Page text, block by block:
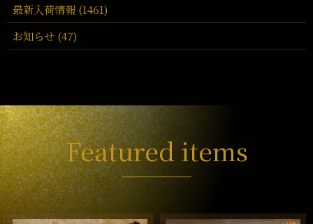
最新入荷情報 (1461)
お知らせ (47)
Featured items